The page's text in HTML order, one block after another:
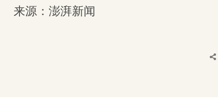
来源：澎湃新闻